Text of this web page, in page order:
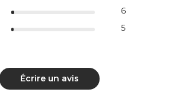
6
5
Écrire un avis